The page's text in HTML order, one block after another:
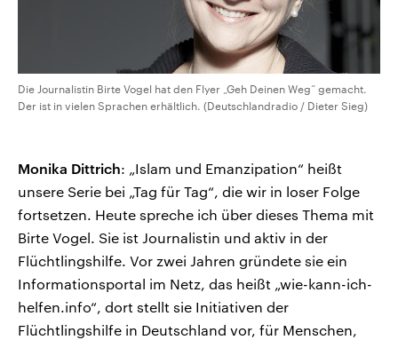
Die Journalistin Birte Vogel hat den Flyer „Geh Deinen Weg“ gemacht.
Der ist in vielen Sprachen erhältlich. (Deutschlandradio / Dieter Sieg)
Monika Dittrich: „Islam und Emanzipation“ heißt
unsere Serie bei „Tag für Tag“, die wir in loser Folge
fortsetzen. Heute spreche ich über dieses Thema mit
Birte Vogel. Sie ist Journalistin und aktiv in der
Flüchtlingshilfe. Vor zwei Jahren gründete sie ein
Informationsportal im Netz, das heißt „wie-kann-ich-
helfen.info“, dort stellt sie Initiativen der
Flüchtlingshilfe in Deutschland vor, für Menschen,